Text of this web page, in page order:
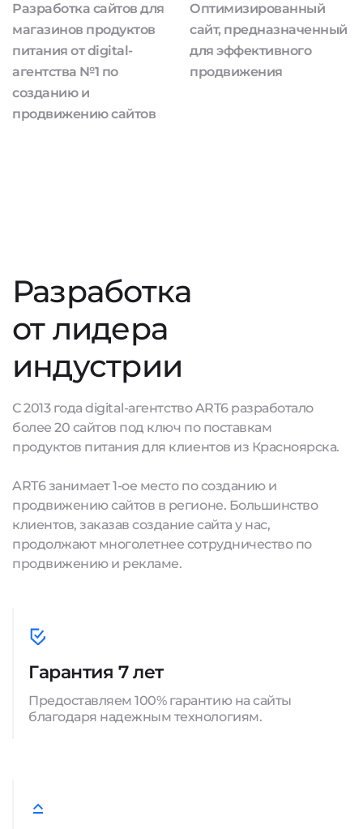
Разработка сайтов для
магазинов продуктов
питания от digital-
агентства №1 по
созданию и
продвижению сайтов
Оптимизированный
сайт, предназначенный
для эффективного
продвижения
Разработка
от лидера
индустрии
С 2013 года digital-агентство ART6 разработало
более 20 сайтов под ключ по поставкам
продуктов питания для клиентов из Красноярска.
ART6 занимает 1-ое место по созданию и
продвижению сайтов в регионе. Большинство
клиентов, заказав создание сайта у нас,
продолжают многолетнее сотрудничество по
продвижению и рекламе.
Гарантия 7 лет
Предоставляем 100% гарантию на сайты
благодаря надежным технологиям.